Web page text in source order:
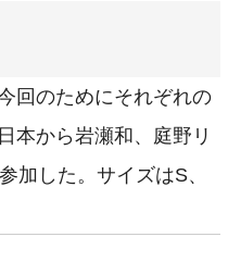
回のためにそれぞれの
本から岩瀬和、庭野リ
加した。サイズはS、